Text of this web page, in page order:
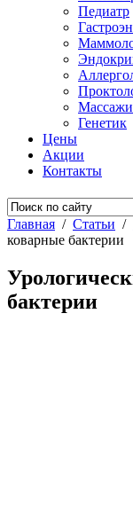
Педиатр
Генетик
Цены
Акции
Контакты
Главная / Статьи /
коварные бактерии
бактерии